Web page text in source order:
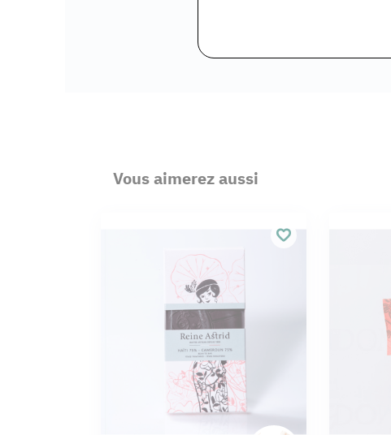
Vous aimerez aussi